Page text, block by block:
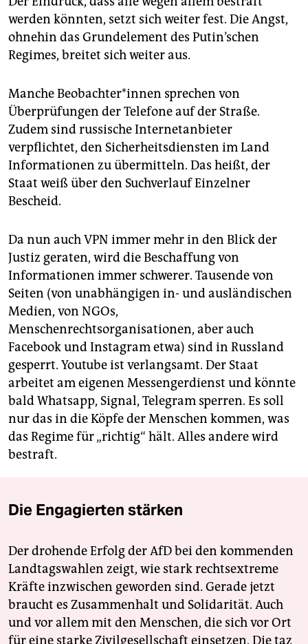
werden könnten, setzt sich weiter fest. Die Angst,
ohnehin das Grundelement des Putin’schen
Regimes, breitet sich weiter aus.
Manche Be­ob­ach­te­r*in­nen sprechen von
Überprüfungen der Telefone auf der Straße.
Zudem sind russische Internetanbieter
verpflichtet, den Sicherheitsdiensten im Land
Informationen zu übermitteln. Das heißt, der
Staat weiß über den Suchverlauf Einzelner
Bescheid.
Da nun auch VPN immer mehr in den Blick der
Justiz geraten, wird die Beschaffung von
Informationen immer schwerer. Tausende von
Seiten (von unabhängigen in- und ausländischen
Medien, von NGOs,
Menschenrechtsorganisationen, aber auch
Facebook und Instagram etwa) sind in Russland
gesperrt. Youtube ist verlangsamt. Der Staat
arbeitet am eigenen Messengerdienst und könnte
bald Whatsapp, Signal, Telegram sperren. Es soll
nur das in die Köpfe der Menschen kommen, was
das Regime für „richtig“ hält. Alles andere wird
bestraft.
Die Engagierten stärken
Der drohende Erfolg der AfD bei den kommenden
Landtagswahlen zeigt, wie stark rechtsextreme
Kräfte inzwischen geworden sind. Gerade jetzt
braucht es Zusammenhalt und Solidarität. Auch
und vor allem mit den Menschen, die sich vor Ort
für eine starke Zivilgesellschaft einsetzen. Die taz